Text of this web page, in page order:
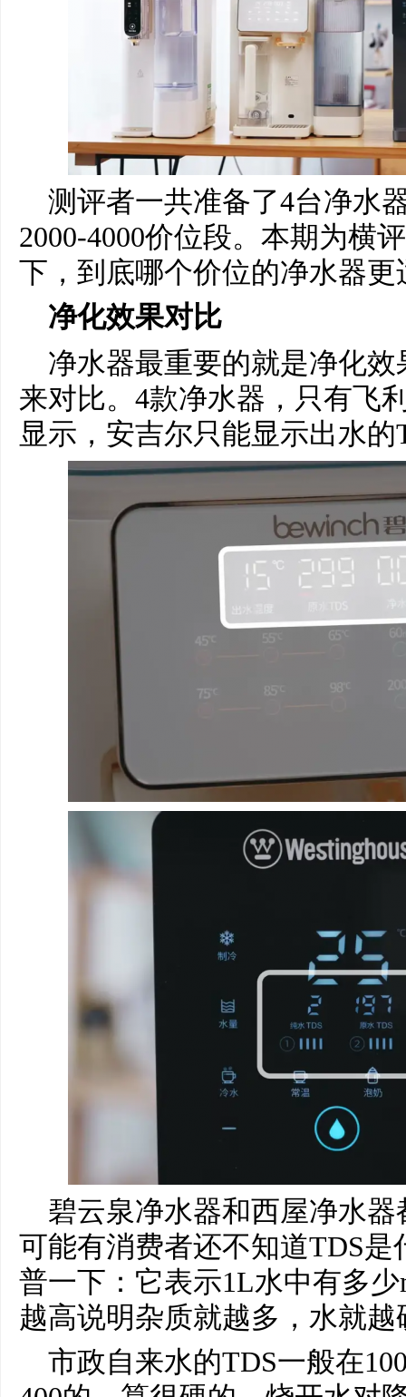
测评者一共准备了4台净水
2000-4000价位段。本期为横
下，到底哪个价位的净水器更
净化效果对比
净水器最重要的就是净化
来对比。4款净水器，只有飞
显示，安吉尔只能显示出水的
碧云泉净水器和西屋净水
可能有消费者还不知道TDS
普一下：它表示1L水中有多
越高说明杂质就越多，水就越
市政自来水的TDS一般在